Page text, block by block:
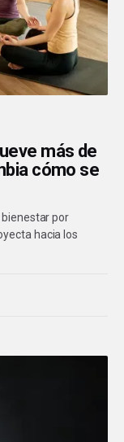
más de
cómo se
bienestar por
hacia los